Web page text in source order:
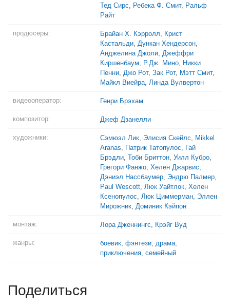
Тед Сирс, Ребека Ф. Смит, Ральф
Райт
продюсеры: Брайан Х. Кэрролл, Крист
Кастальди, Дункан Хендерсон,
Анджелина Джоли, Джеффри
Киршенбаум, Р.Дж. Мино, Никки
Пенни, Джо Рот, Зак Рот, Мэтт Смит,
Майкл Виейра, Линда Вулвертон
видеооператор: Генри Брэхам
композитор: Джеф Дзанелли
художники: Сэмюэл Лик, Элисия Скейлс, Mikkel
Aranas, Патрик Татопулос, Гай
Брэдли, Тоби Бриттон, Уилл Кубро,
Грегори Фанжо, Хелен Джарвис,
Дэниэл Нассбаумер, Эндрю Палмер,
Paul Wescott, Люк Уайтлок, Хелен
Ксенопулос, Люк Циммерман, Эллен
Мирожник, Доминик Кэйпон
монтаж: Лора Дженнингс, Крэйг Вуд
жанры: боевик, фэнтези, драма,
приключения, семейный
Поделиться